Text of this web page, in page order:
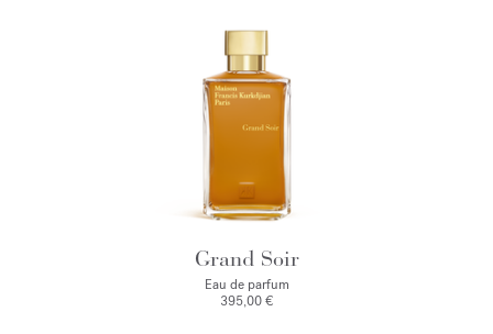
Grand Soir
Eau de parfum
395,00 €